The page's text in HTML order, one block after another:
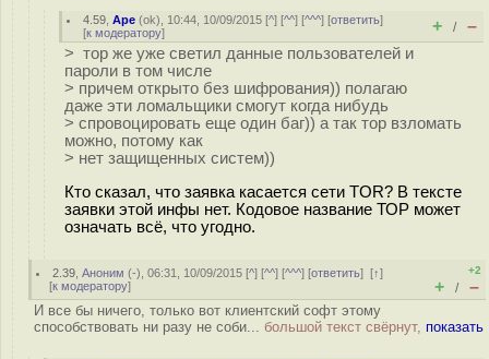
4.59 ,Ape (ok), 10:44, 10/09/2015 [^] [^^] [^^^] [ответить]
[к модератору] + / –
> тор же уже светил данные пользователей и
пароли в том числе
> причем открыто без шифрования)) полагаю
даже эти ломальщики смогут когда нибудь
> спровоцировать еще один баг)) а так тор взломать
можно, потому как
> нет защищенных систем))
Кто сказал, что заявка касается сети TOR? В тексте
заявки этой инфы нет. Кодовое название ТОР может
означать всё, что угодно.
2.39 ,Аноним (-), 06:31, 10/09/2015 [^] [^^] [^^^] [ответить][↑]
[к модератору]
+2
+ / –
И все бы ничего, только вот клиентский софт этому
способствовать ни разу не соби... большой текст свёрнут, показать